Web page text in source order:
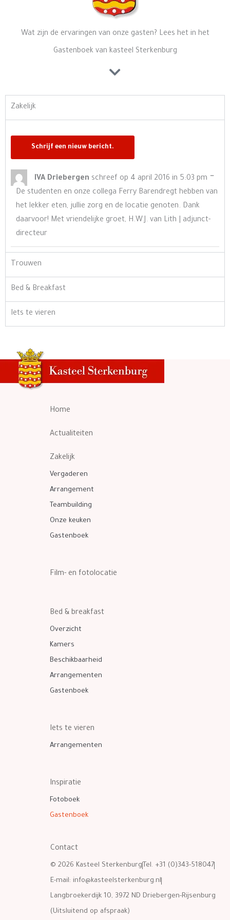
Wat zijn de ervaringen van onze gasten? Lees het in het
Gastenboek van kasteel Sterkenburg
Zakelijk
IVA Driebergen schreef op 4 april 2016 in 5:03 pm
De studenten en onze collega Ferry Barendregt hebben van
het lekker eten, jullie zorg en de locatie genoten. Dank
daarvoor! Met vriendelijke groet, H.W.J. van Lith | adjunct-
directeur
…
Trouwen
Bed & Breakfast
Iets te vieren
Home
Actualiteiten
Zakelijk
Vergaderen
Arrangement
Teambuilding
Onze keuken
Gastenboek
Film- en fotolocatie
Bed & breakfast
Overzicht
Kamers
Beschikbaarheid
Arrangementen
Gastenboek
Iets te vieren
Arrangementen
Inspiratie
Fotoboek
Gastenboek
Contact
© 2026 Kasteel Sterkenburg Tel. +31 (0)343-518047
E-mail: info@kasteelsterkenburg.nl
Langbroekerdijk 10, 3972 ND Driebergen-Rijsenburg
(Uitsluitend op afspraak)